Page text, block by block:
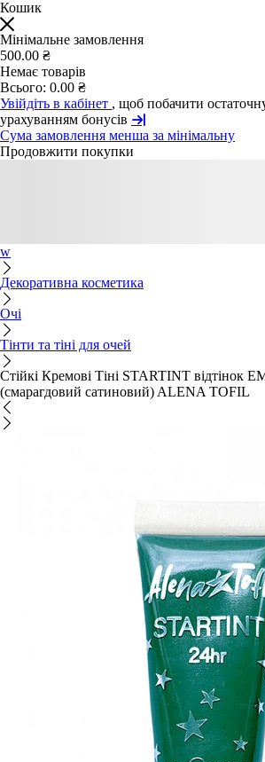
Кошик
Мінімальне замовлення
500.00 ₴
Немає товарів
Всього: 0.00 ₴
Увійдіть в кабінет , щоб побачити
урахуванням бонусів
Сума замовлення менша за мінімальну
Продовжити покупки
w
Декоративна косметика
Очі
Тінти та тіні для очей
Стійкі Кремові Тіні STARTINT відтінок
(смарагдовий сатиновий) ALENA TOFIL